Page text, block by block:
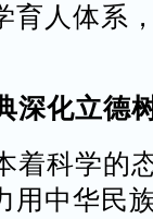
育人体系
化立德
科学的
用中华民